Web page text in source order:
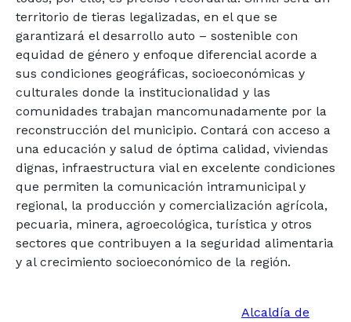
territorio de tieras legalizadas, en el que se
garantizará el desarrollo auto – sostenible con
equidad de género y enfoque diferencial acorde a
sus condiciones geográficas, socioeconómicas y
culturales donde la institucionalidad y las
comunidades trabajan mancomunadamente por la
reconstrucción del municipio. Contará con acceso a
una educación y salud de óptima calidad, viviendas
dignas, infraestructura vial en excelente condiciones
que permiten la comunicación intramunicipal y
regional, la producción y comercialización agrícola,
pecuaria, minera, agroecológica, turística y otros
sectores que contribuyen a Ia seguridad alimentaria
y al crecimiento socioeconómico de la región.
Alcaldía de